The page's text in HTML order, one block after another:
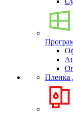
Пленка